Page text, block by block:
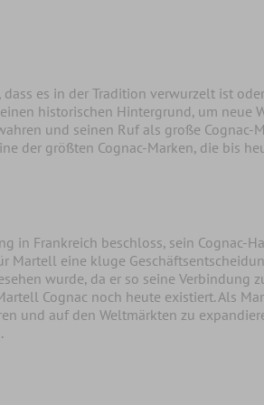
es in der Tradition verwurzelt ist
historischen Hintergrund, um neue
und seinen Ruf als große Cognac-
der größten Cognac-Marken, die bis
in Frankreich beschloss, sein Cognac-
Martell eine kluge
wurde, da er so seine Verbindung
Cognac noch heute existiert. Als
und auf den Weltmärkten zu